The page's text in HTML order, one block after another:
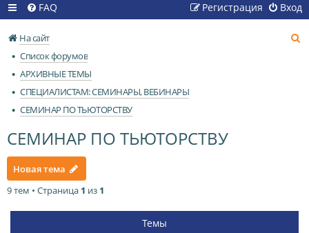
FAQ Вход
Регистрация
На сайт
Список форумов
АРХИВНЫЕ ТЕМЫ
СПЕЦИАЛИСТАМ: СЕМИНАРЫ, ВЕБИНАРЫ
СЕМИНАР ПО ТЬЮТОРСТВУ
СЕМИНАР ПО ТЬЮТОРСТВУ
Новая тема
9 тем • Страница 1 из 1
Темы